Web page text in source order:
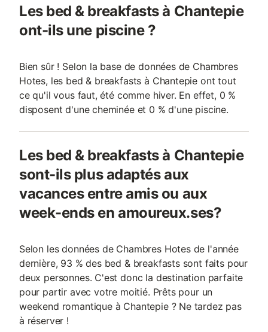
Les bed & breakfasts à Chantepie
ont-ils une piscine ?
Bien sûr ! Selon la base de données de Chambres
Hotes, les bed & breakfasts à Chantepie ont tout
ce qu'il vous faut, été comme hiver. En effet, 0 %
disposent d'une cheminée et 0 % d'une piscine.
Les bed & breakfasts à Chantepie
sont-ils plus adaptés aux
vacances entre amis ou aux
week-ends en amoureux.ses?
Selon les données de Chambres Hotes de l'année
dernière, 93 % des bed & breakfasts sont faits pour
deux personnes. C'est donc la destination parfaite
pour partir avec votre moitié. Prêts pour un
weekend romantique à Chantepie ? Ne tardez pas
à réserver !